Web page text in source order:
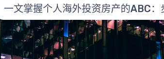
一文掌握个人海外投资房产的ABC：